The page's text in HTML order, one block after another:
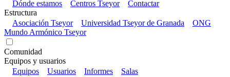
Dónde estamos
Centros Tseyor
Contactar
Estructura
Asociación Tseyor
Universidad Tseyor de Granada
ONG
Mundo Armónico Tseyor
Comunidad
Equipos y usuarios
Equipos
Usuarios Informes
Salas